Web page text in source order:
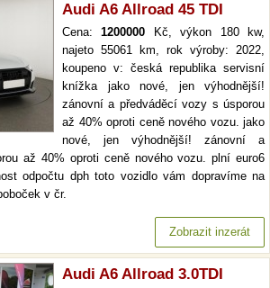
Audi A6 Allroad 45 TDI
Cena:1200000 Kč, výkon 180 kw,
najeto 55061 km, rok výroby: 2022,
koupeno v: česká republika servisní
knížka jako nové, jen výhodnější!
zánovní a předváděcí vozy s úsporou
až 40% oproti ceně nového vozu. jako
nové, jen výhodnější! zánovní a
až 40% oproti ceně nového vozu. plní euro6
odpočtu dph toto vozidlo vám dopravíme na
v čr.
Zobrazit inzerát
Audi A6 Allroad 3.0TDI